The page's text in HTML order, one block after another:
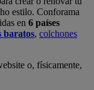
estilo. Conforama
en 6 países
baratos, colchones
o, físicamente,